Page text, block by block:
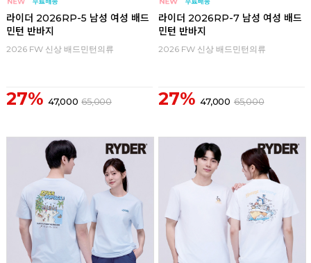
라이더 2026RP-5 남성 여성 배드
민턴 반바지
2026 FW 신상 배드민턴의류
27% 47,000 65,000
라이더 2026RP-7 남성 여성 배드
민턴 반바지
2026 FW 신상 배드민턴의류
27% 47,000 65,000